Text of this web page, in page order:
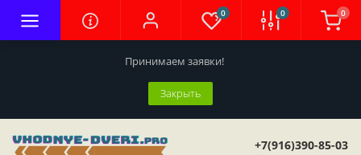
Принимаем заявки!
Закрыть
0 0 0
+7(916)390-85-03